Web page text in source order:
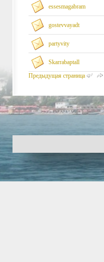
essesmagabram
gostevvayadt
partyvity
Skarrabaptall
Предыдущая страница